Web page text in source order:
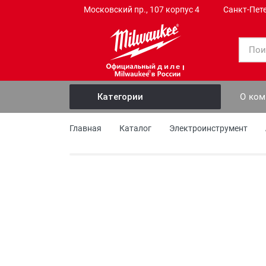
Московский пр., 107 корпус 4 Санкт-
дилер
Электроинструмент
Категории О
Главная Каталог Электроинструмент